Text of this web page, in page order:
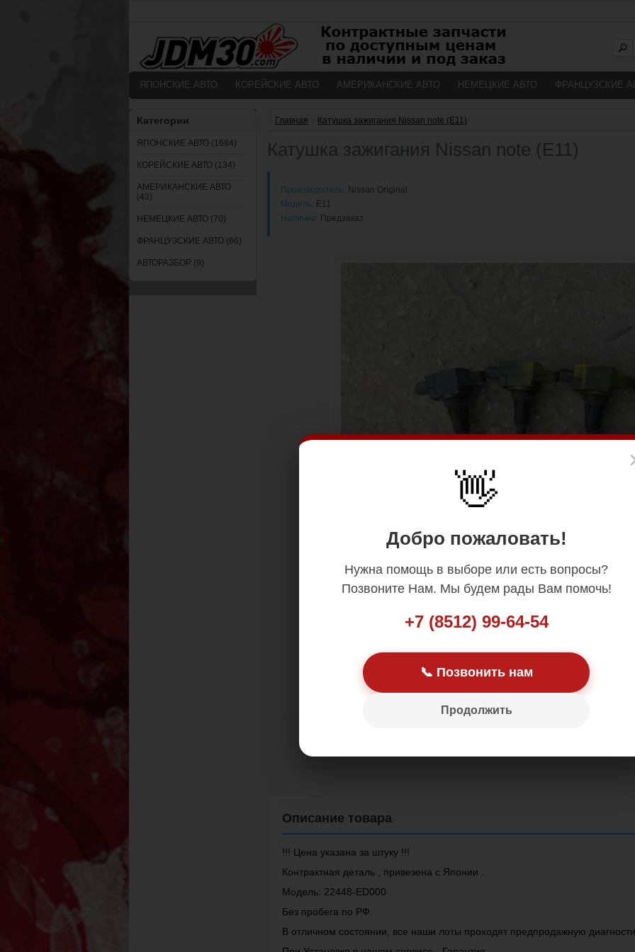
ЯПОНСКИЕ АВТО КОРЕЙСКИЕ АВТО АМЕРИКАНСКИЕ АВТО НЕМЕЦКИЕ АВТО ФРАНЦУЗСКИЕ
👋
Добро пожаловать!
Нужна помощь в выборе или есть вопросы?
Позвоните Нам. Мы будем рады Вам помочь!
+7 (8512) 99-64-54
📞 Позвонить нам
Продолжить
Категории
ЯПОНСКИЕ АВТО (1684)
КОРЕЙСКИЕ АВТО (134)
АМЕРИКАНСКИЕ АВТО
(43)
НЕМЕЦКИЕ АВТО (70)
ФРАНЦУЗСКИЕ АВТО (66)
АВТОРАЗБОР (9)
Главная Катушка зажигания Nissan note (E11)
Катушка зажигания Nissan note (E11)
Производитель: Nissan Original
Модель: E11
Наличие: Предзаказ
!!! Цена указана за штуку !!!
Контрактная деталь , привезена с Японии .
Модель: 22448-ED000
Без пробега по РФ.
В отличном состоянии, все наши лоты проходят предпродажную